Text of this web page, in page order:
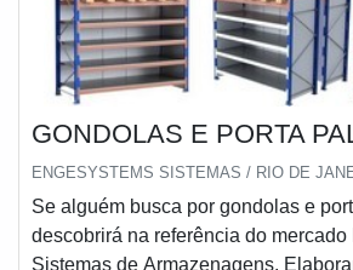
GONDOLAS E PORTA
ENGESYSTEMS SISTEMAS / RIO DE
Se alguém busca por gondolas e
descobrirá na referência do mercado
Sistemas de Armazenagens.